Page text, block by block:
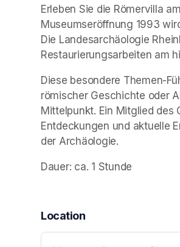
Erleben Sie die Römervilla
Museumseröffnung 1993
Die Landesarchäologie
Restaurierungsarbeiten am
Diese besondere Themen-
römischer Geschichte oder
Mittelpunkt. Ein Mitglied des
Entdeckungen und aktuelle
der Archäologie.
Dauer: ca. 1 Stunde
Location